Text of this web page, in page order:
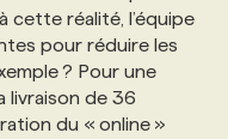
cette réalité, l’équipe
pour réduire les
? Pour une
livraison de 36
du « online »